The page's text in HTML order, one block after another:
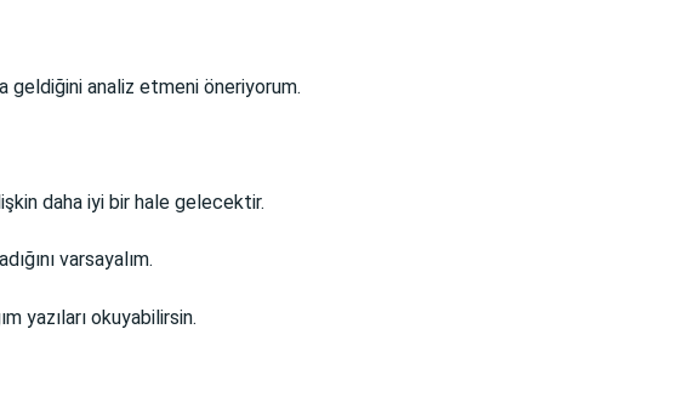
geldiğini analiz etmeni öneriyorum.
daha iyi bir hale gelecektir.
varsayalım.
yazıları okuyabilirsin.